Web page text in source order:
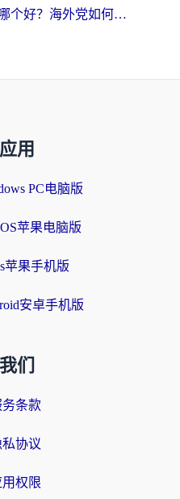
雷神手游和六毫秒哪个好？海外党如何真正解锁国内资源
用
PC电脑版
苹果电脑版
苹果手机版
安卓手机版
们
务条款
私协议
用权限